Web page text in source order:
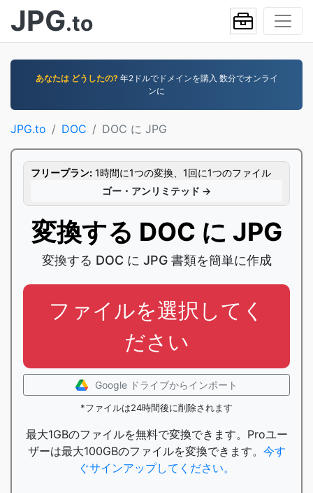
JPG.to
あなたは どうしたの?年2ドルでドメインを購入 数分でオンライ
ンに
JPG.to DOC DOC に JPG
フリープラン: 1時間に1つの変換、1回に1つのファイル
ゴー・アンリミテッド →
変換する DOC に JPG
変換する DOC に JPG 書類を簡単に作成
ファイルを選択してく
ださい
Google ドライブからインポート
*ファイルは24時間後に削除されます
最大1GBのファイルを無料で変換できます。Proユー
ザーは最大100GBのファイルを変換できます。 今す
ぐサインアップしてください。